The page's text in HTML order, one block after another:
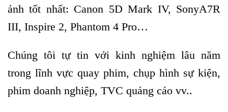
ảnh tốt nhất: Canon 5D Mark IV, SonyA7R
III, Inspire 2, Phantom 4 Pro…
Chúng tôi tự tin với kinh nghiệm lâu năm
trong lĩnh vực quay phim, chụp hình sự kiện,
phim doanh nghiệp, TVC quảng cáo vv..